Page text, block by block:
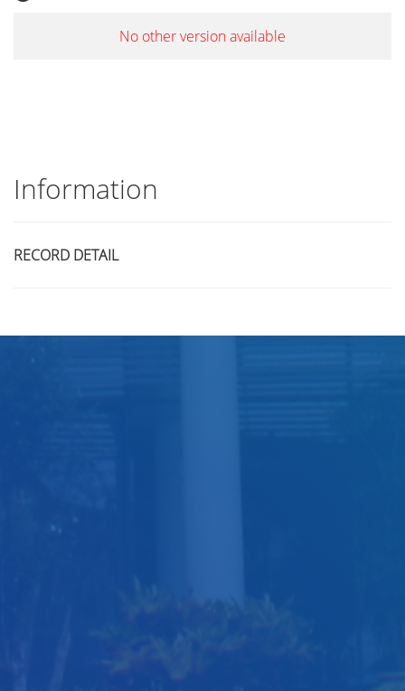
No other version available
Information
RECORD DETAIL